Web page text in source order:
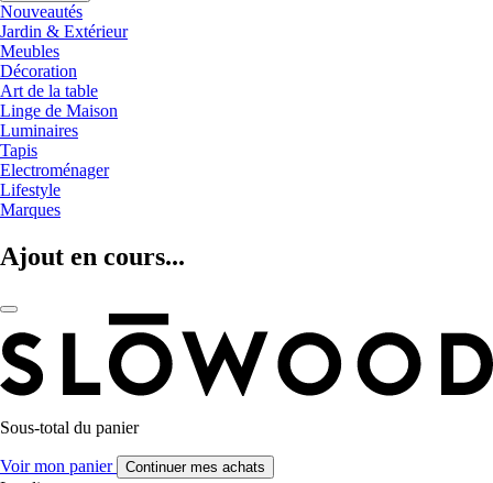
Nouveautés
Jardin & Extérieur
Meubles
Décoration
Art de la table
Linge de Maison
Luminaires
Tapis
Electroménager
Lifestyle
Marques
Ajout en cours...
Sous-total du panier
Voir mon panier Continuer mes achats